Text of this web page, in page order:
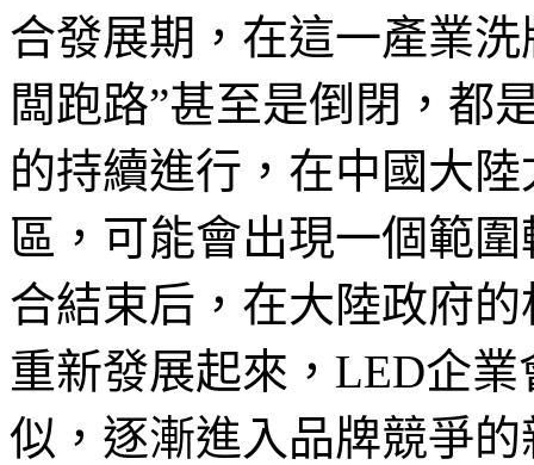
合發展期，在這一產業
闆跑路”甚至是倒閉，都
的持續進行，在中國大
區，可能會出現一個範
合結束后，在大陸政府
重新發展起來，LED企
似，逐漸進入品牌競爭